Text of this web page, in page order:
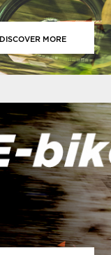
DISCOVER MORE